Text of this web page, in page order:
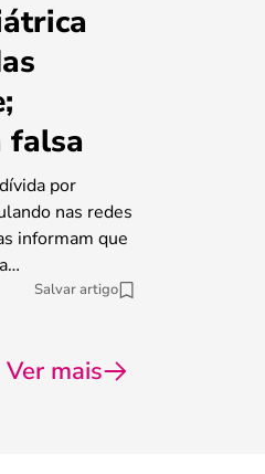
falsa
por
nas redes
informam que
Salvar artigo
Ver mais